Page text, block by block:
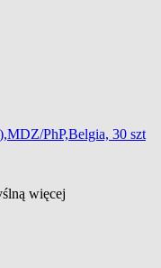
PhP,Belgia, 30 szt
więcej